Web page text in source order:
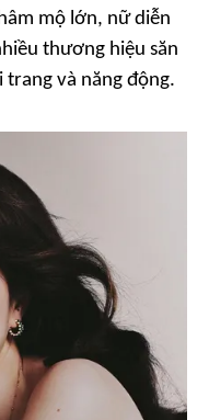
mộ lớn, nữ diễn
thương hiệu săn
và năng động.